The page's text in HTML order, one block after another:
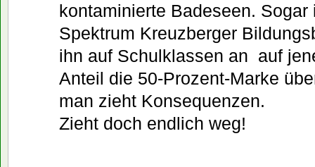
kontaminierte Badeseen.
Spektrum Kreuzberger
ihn auf Schulklassen an  auf
Anteil die 50-Prozent-Marke
man zieht Konsequenzen.
Zieht doch endlich weg!